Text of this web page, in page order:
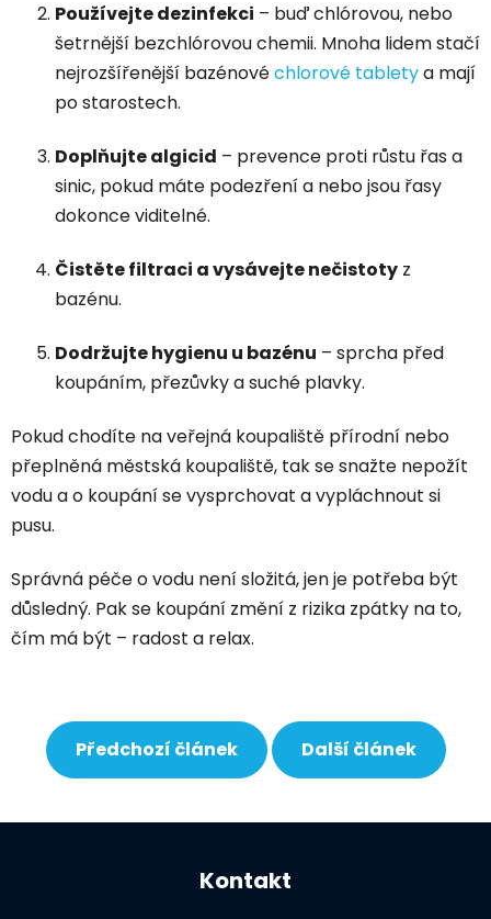
Používejte dezinfekci – buď chlórovou, nebo
šetrnější bezchlórovou chemii. Mnoha lidem stačí
nejrozšířenější bazénovéchlorové tabletya mají
po starostech.
Doplňujte algicid – prevence proti růstu řas a
sinic, pokud máte podezření a nebo jsou řasy
dokonce viditelné.
Čistěte filtraci a vysávejte nečistoty z
bazénu.
Dodržujte hygienu u bazénu – sprcha před
koupáním, přezůvky a suché plavky.
Pokud chodíte na veřejná koupaliště přírodní nebo
přeplněná městská koupaliště, tak se snažte nepožít
vodu a o koupání se vysprchovat a vypláchnout si
pusu.
Správná péče o vodu není složitá, jen je potřeba být
důsledný. Pak se koupání změní z rizika zpátky na to,
čím má být – radost a relax.
Předchozí článek Další článek
Kontakt